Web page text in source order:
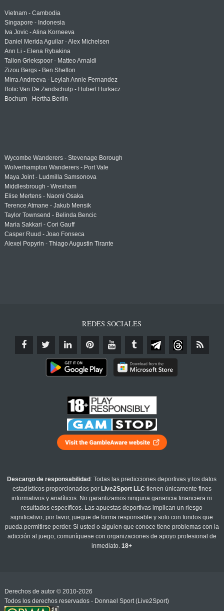
Vietnam - Cambodia
Singapore - Indonesia
Iva Jovic - Alina Korneeva
Daniel Merida Aguilar - Alex Michelsen
Ann Li - Elena Rybakina
Tallon Griekspoor - Matteo Arnaldi
Zizou Bergs - Ben Shelton
Mirra Andreeva - Leylah Annie Fernandez
Botic Van De Zandschulp - Hubert Hurkacz
Bochum - Hertha Berlin
Wycombe Wanderers - Stevenage Borough
Wolverhampton Wanderers - Port Vale
Maya Joint - Ludmilla Samsonova
Middlesbrough - Wrexham
Elise Mertens - Naomi Osaka
Terence Atmane - Jakub Mensik
Taylor Townsend - Belinda Bencic
Maria Sakkari - Cori Gauff
Casper Ruud - Joao Fonseca
Alexei Popyrin - Thiago Augustin Tirante
REDES SOCIALES
Descargo de responsabilidad : Todas las predicciones deportivas y los datos
estadísticos proporcionados por Live2Sport LLC tienen únicamente fines
informativos y analíticos. No garantizamos ninguna ganancia financiera ni
resultados específicos. Las apuestas deportivas implican un riesgo
significativo; por favor, juegue de forma responsable y solo con fondos que
pueda permitirse perder. Si usted o alguien que conoce tiene problemas con la
adicción al juego, comuníquese con organizaciones de apoyo profesional de
inmediato.18+
Derechos de autor © 2010-2026
Todos los derechos reservados - Donnael Sport (Live2Sport)